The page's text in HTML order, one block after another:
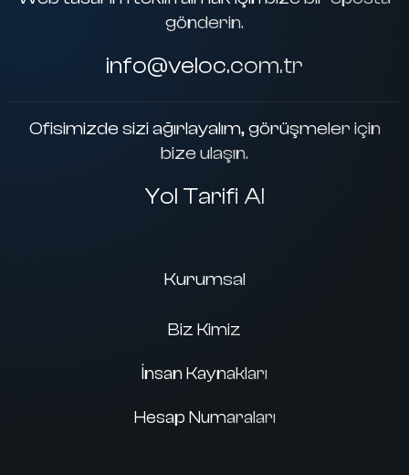
gönderin.
info@veloc.com.tr
Ofisimizde sizi ağırlayalım, görüşmeler için
bize ulaşın.
Yol Tarifi Al
Kurumsal
Biz Kimiz
İnsan Kaynakları
Hesap Numaraları